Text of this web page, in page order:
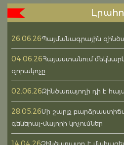
26.06.26Պայմանագրային
04.06.26Հայաստանում
զորակոչը
02.06.26Զինծառայողի դի է
28.05.26Մի շարք
գեներալ-մայորի կոչումներ